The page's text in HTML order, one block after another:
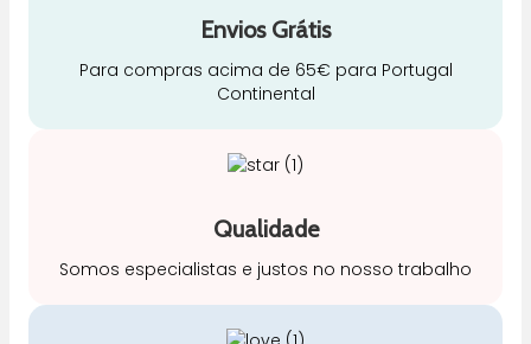
Envios Grátis
Para compras acima de 65€ para Portugal
Continental
Qualidade
Somos especialistas e justos no nosso trabalho